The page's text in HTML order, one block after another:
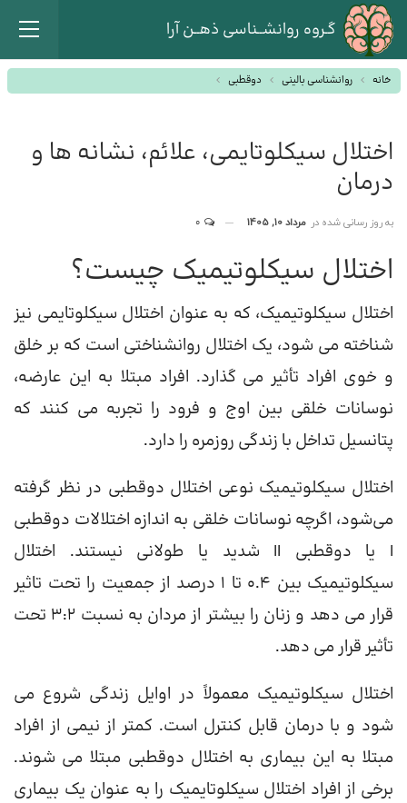
گـروه روانشــناسی ذهــن آرا
خانه روانشناسی بالینی دوقطبی
اختلال سیکلوتایمی، علائم، نشانه ها و
درمان
به روز رسانی شده در مرداد 10, 1405
اختلال سیکلوتیمیک چیست؟
اختلال سیکلوتیمیک، که به عنوان اختلال سیکلوتایمی نیز
شناخته می شود، یک اختلال روانشناختی است که بر خلق
و خوی افراد تأثیر می گذارد. افراد مبتلا به این عارضه،
نوسانات خلقی بین اوج و فرود را تجربه می کنند که
پتانسیل تداخل با زندگی روزمره را دارد.
اختلال سیکلوتیمیک نوعی اختلال دوقطبی در نظر گرفته
می‌شود، اگرچه نوسانات خلقی به اندازه اختلالات دوقطبی
I یا دوقطبی II شدید یا طولانی نیستند. اختلال
سیکلوتیمیک بین 0.4 تا 1 درصد از جمعیت را تحت تاثیر
قرار می دهد و زنان را بیشتر از مردان به نسبت 3:2 تحت
تأثیر قرار می دهد.
اختلال سیکلوتیمیک معمولاً در اوایل زندگی شروع می
شود و با درمان قابل کنترل است. کمتر از نیمی از افراد
مبتلا به این بیماری به اختلال دوقطبی مبتلا می شوند.
برخی از افراد اختلال سیکلوتایمیک را به عنوان یک بیماری